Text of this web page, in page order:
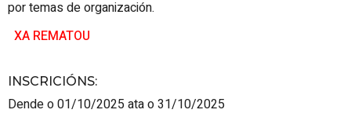
por temas de organización.
XA REMATOU
INSCRICIÓNS:
Dende o 01/10/2025 ata o 31/10/2025